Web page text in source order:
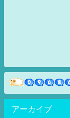
アーカイブ